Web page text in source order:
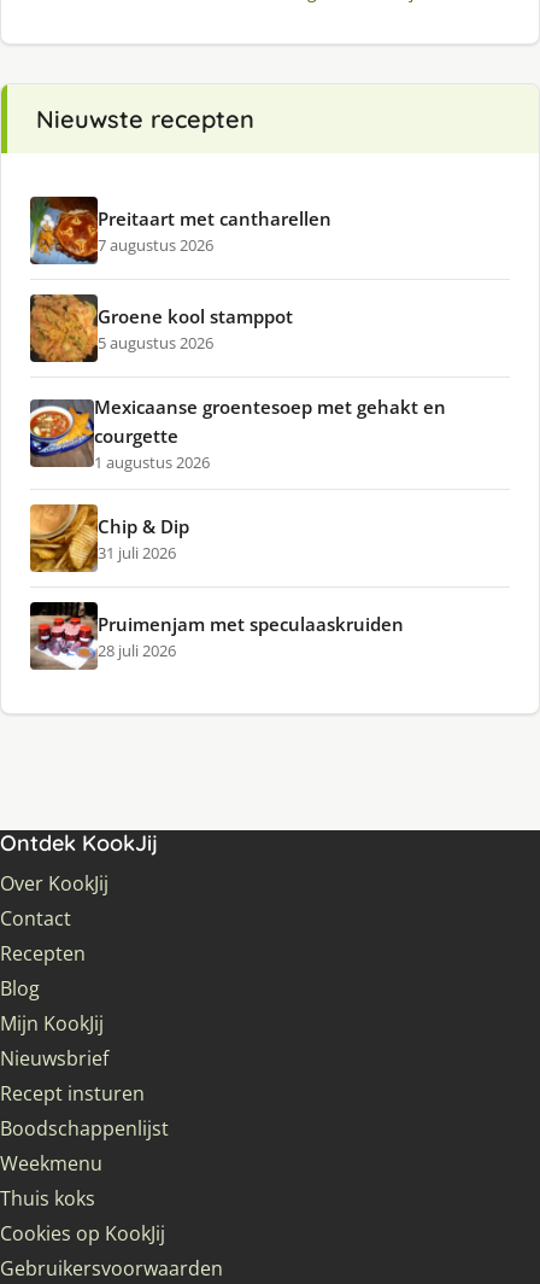
Nieuwste recepten
Preitaart met cantharellen
7 augustus 2026
Groene kool stamppot
5 augustus 2026
Mexicaanse groentesoep met gehakt en
courgette
1 augustus 2026
Chip & Dip
31 juli 2026
Pruimenjam met speculaaskruiden
28 juli 2026
Ontdek KookJij
Over KookJij
Contact
Recepten
Blog
Mijn KookJij
Nieuwsbrief
Recept insturen
Boodschappenlijst
Weekmenu
Thuis koks
Cookies op KookJij
Gebruikersvoorwaarden